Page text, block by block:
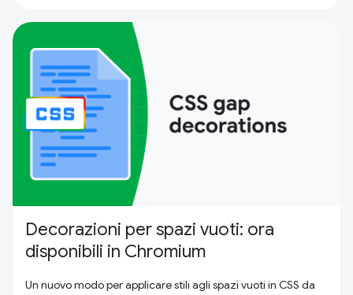
Decorazioni per spazi vuoti: ora
disponibili in Chromium
Un nuovo modo per applicare stili agli spazi vuoti in CSS da